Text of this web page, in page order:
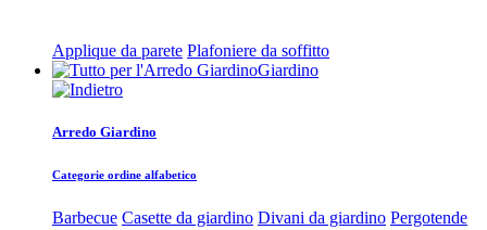
Applique da parete Plafoniere da soffitto
Giardino
Arredo Giardino
Categorie ordine alfabetico
Barbecue Casette da giardino Divani da giardino Pergotende